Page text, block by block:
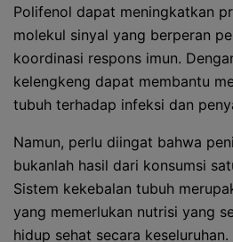
Polifenol dapat meningkatkan
molekul sinyal yang berperan
koordinasi respons imun.
kelengkeng dapat membantu
tubuh terhadap infeksi dan
Namun, perlu diingat bahwa
bukanlah hasil dari konsumsi
Sistem kekebalan tubuh
yang memerlukan nutrisi yang
hidup sehat secara